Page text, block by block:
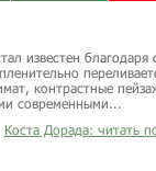
известен благодаря
контрастные
современными...
Коста Дорада: читать